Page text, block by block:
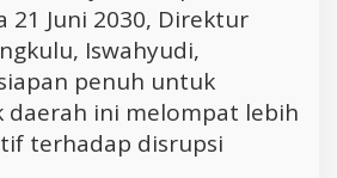
21 Juni 2030, Direktur
Iswahyudi,
penuh untuk
daerah ini melompat lebih
terhadap disrupsi